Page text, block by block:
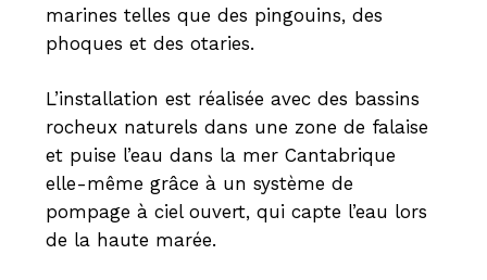
marines telles que des pingouins, des
phoques et des otaries.
L’installation est réalisée avec des bassins
rocheux naturels dans une zone de falaise
et puise l’eau dans la mer Cantabrique
elle-même grâce à un système de
pompage à ciel ouvert, qui capte l’eau lors
de la haute marée.